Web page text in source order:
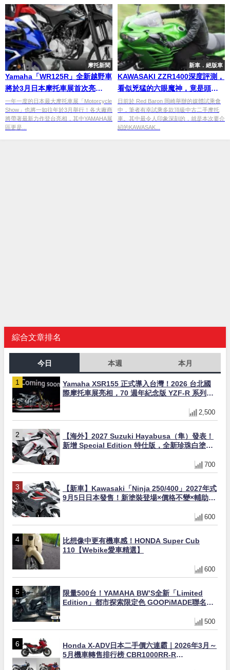
摩托新聞
Yamaha「WR125R」全新越野車
將於3月日本摩托車展首次亮
相！？
一年一度的日本最大摩托車展「Motorcycle
Show」也將一如往年於3月舉行！各大廠商
將帶著最新力作登台亮相，其中YAMAHA展
區更是...
新車．絕版車
KAWASAKI ZZR1400深度評測，
看似兇猛的六眼魔神，竟是頭溫
柔巨獸
日前於 Red Baron 岡崎舉辦的媒體試乘會
中，筆者有幸試乘多款頂級中古二手摩托
車。其中最令人印象深刻的，就是本次要介
紹的KAWASAK...
綜合文章排名
今日 本週 本月
Yamaha XSR155 正式導入台灣！2026 台北國
際摩托車展亮相，70 週年紀念版 YZF-R 系列限
2,500
【海外】2027 Suzuki Hayabusa（隼）發表！
新增 Special Edition 特仕版，全新珍珠白塗裝
700
【新車】Kawasaki「Ninja 250/400」2027年式
9月5日日本發售！新塗裝登場×價格不變×輔助滑
600
比想像中更有機車感！HONDA Super Cub
110【Webike愛車精選】
600
限量500台！YAMAHA BW’S全新「Limited
Edition」都市探索限定色 GOOPiMADE聯名包
500
Honda X-ADV日本二手價六連霸｜2026年3月～
5月機車轉售排行榜 CBR1000RR-R